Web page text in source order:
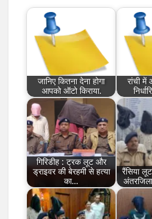
जानिए कितना देना होगा
आपको ऑटो किराया.
रांची
गिरिडीह : ट्रक लूट और
ड्राइवर की बेरहमी से हत्या
का…
रैंसिया